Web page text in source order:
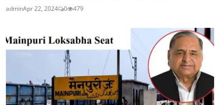
adminApr 22, 2024 0 479